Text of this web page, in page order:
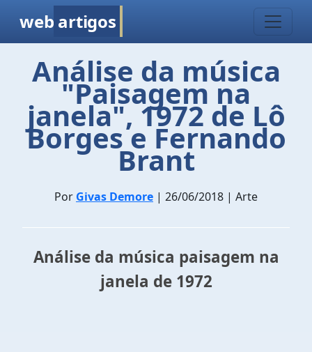
web artigos
Análise da música
"Paisagem na
janela", 1972 de Lô
Borges e Fernando
Brant
Por Givas Demore | 26/06/2018 | Arte
Análise da música paisagem na
janela de 1972